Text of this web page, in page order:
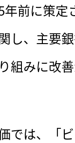
前に策
し、主要
組みに改
では、「